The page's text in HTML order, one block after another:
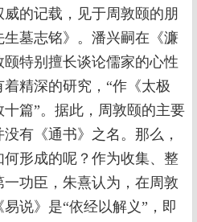
的记载，见于周敦颐的朋
墓志铭》。潘兴嗣在《濂
特别擅长谈论儒家的心性
精深的研究，“作《太极
篇”。据此，周敦颐的主要
有《通书》之名。那么，
形成的呢？作为收集、整
功臣，朱熹认为，在周敦
说》是“依经以解义”，即